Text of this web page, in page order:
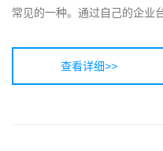
常见的一种。通过自己的企业
查看详细>>